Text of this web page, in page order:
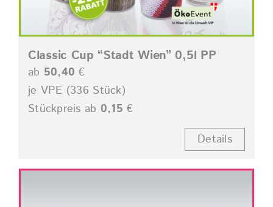
Classic Cup “Stadt Wien” 0,5l PP
ab 50,40 €
je VPE (336 Stück)
Stückpreis ab 0,15 €
Details